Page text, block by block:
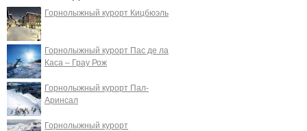
Горнолыжный курорт Кицбюэль
Горнолыжный курорт Пас де ла
Каса – Грау Рож
Горнолыжный курорт Пал-
Аринсал
Горнолыжный курорт